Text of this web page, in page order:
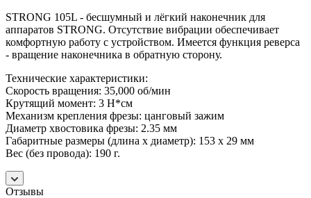
STRONG 105L - бесшумный и лёгкий наконечник для
аппаратов STRONG. Отсутствие вибрации обеспечивает
комфортную работу с устройством. Имеется функция реверса
- вращение наконечника в обратную сторону.
Технические характеристики:
Скорость вращения: 35,000 об/мин
Крутящий момент: 3 Н*см
Механизм крепления фрезы: цанговый зажим
Диаметр хвостовика фрезы: 2.35 мм
Габаритные размеры (длина х диаметр): 153 х 29 мм
Вес (без провода): 190 г.
Отзывы